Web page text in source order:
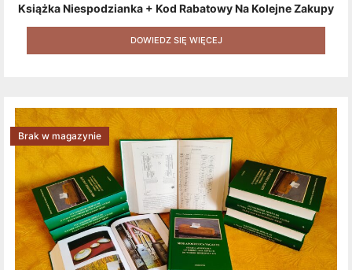
Książka Niespodzianka + Kod Rabatowy Na Kolejne Zakupy
+ Gratis (książka W Formacie Elektronicznym) [zestaw 3
Produktów + Kod Rabatowy + Gratis]
DOWIEDZ SIĘ WIĘCEJ
Brak w magazynie